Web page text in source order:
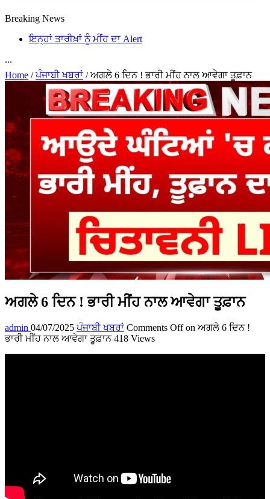
Breaking News
ਇਨ੍ਹਾਂ ਤਾਰੀਖ਼ਾਂ ਨੂੰ ਮੀਂਹ ਦਾ Alert
...
Home / ਪੰਜਾਬੀ ਖਬਰਾਂ / ਅਗਲੇ 6 ਦਿਨ ! ਭਾਰੀ ਮੀਂਹ ਨਾਲ ਆਵੇਗਾ ਤੂਫ਼ਾਨ
ਅਗਲੇ 6 ਦਿਨ ! ਭਾਰੀ ਮੀਂਹ ਨਾਲ ਆਵੇਗਾ ਤੂਫ਼ਾਨ
admin 04/07/2025 ਪੰਜਾਬੀ ਖਬਰਾਂ Comments Offon ਅਗਲੇ 6 ਦਿਨ !
ਭਾਰੀ ਮੀਂਹ ਨਾਲ ਆਵੇਗਾ ਤੂਫ਼ਾਨ 418 Views